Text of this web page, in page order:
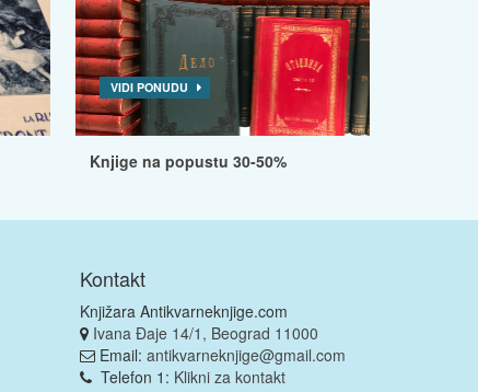
VIDI PONUDU
Knjige na popustu 30-50%
Kontakt
Knjižara Antikvarneknjige.com
Ivana Đaje 14/1, Beograd 11000
Email: antikvarneknjige@gmail.com
Telefon 1: Klikni za kontakt